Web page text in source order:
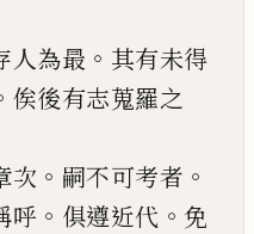
人為最 。 其有未得
俟後有志蒐羅之
次 。 嗣不可考者 。
呼 。 俱遵近代 。 免